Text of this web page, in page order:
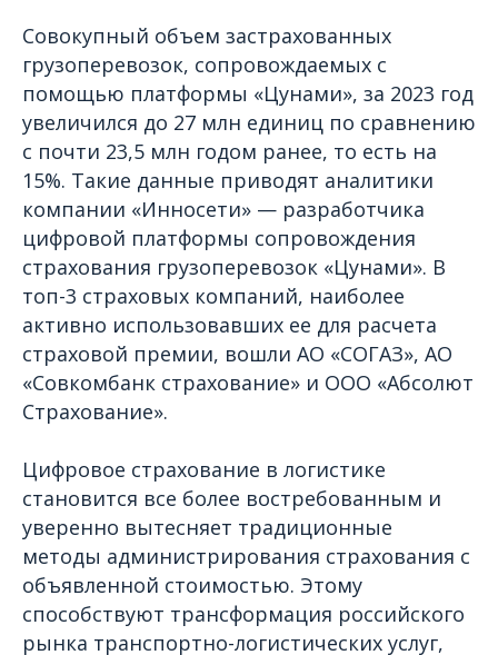
Совокупный объем застрахованных
грузоперевозок, сопровождаемых с
помощью платформы «Цунами», за 2023 год
увеличился до 27 млн единиц по сравнению
с почти 23,5 млн годом ранее, то есть на
15%. Такие данные приводят аналитики
компании «Инносети» — разработчика
цифровой платформы сопровождения
страхования грузоперевозок «Цунами». В
топ-3 страховых компаний, наиболее
активно использовавших ее для расчета
страховой премии, вошли АО «СОГАЗ», АО
«Совкомбанк страхование» и ООО «Абсолют
Страхование».
Цифровое страхование в логистике
становится все более востребованным и
уверенно вытесняет традиционные
методы администрирования страхования с
объявленной стоимостью. Этому
способствуют трансформация российского
рынка транспортно-логистических услуг,